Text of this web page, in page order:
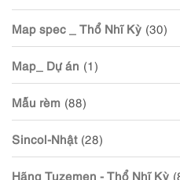
Map spec _ Thổ Nhĩ Kỳ (30)
Map_ Dự án (1)
Mẫu rèm (88)
Sincol-Nhật (28)
Hãng Tuzemen - Thổ Nhĩ Kỳ